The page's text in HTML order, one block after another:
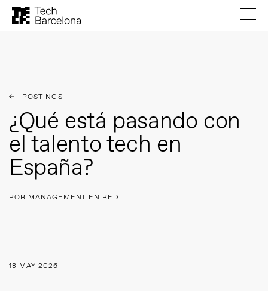
POSTINGS
¿Qué está pasando con
el talento tech en
España?
POR MANAGEMENT EN RED
18 MAY 2026